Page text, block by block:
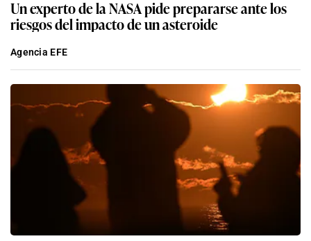
Un experto de la NASA pide prepararse ante los
riesgos del impacto de un asteroide
Agencia EFE